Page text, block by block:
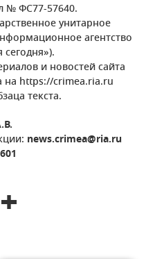
№ ФС77-57640.
унитарное
агентство
и новостей сайта
на https://crimea.ria.ru
текста.
news.crimea@ria.ru